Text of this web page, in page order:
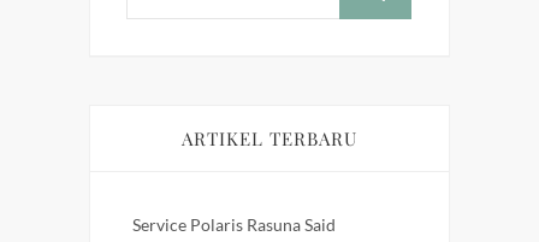
ARTIKEL TERBARU
Service Polaris Rasuna Said